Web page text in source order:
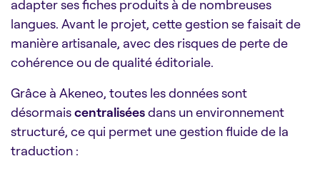
adapter ses fiches produits à de nombreuses
langues. Avant le projet, cette gestion se faisait de
manière artisanale, avec des risques de perte de
cohérence ou de qualité éditoriale.
Grâce à Akeneo, toutes les données sont
désormaiscentraliséesdans un environnement
structuré, ce qui permet une gestion fluide de la
traduction :